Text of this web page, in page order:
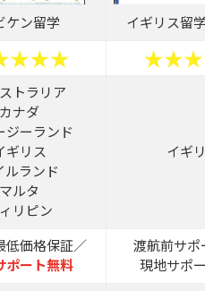
ケン留学 イギリス留
トラリア
カナダ
ジーランド
ギリス
ルランド
マルタ
リピン
イギ
低価格保証／
ポート無料
渡航前サポ
現地サポ